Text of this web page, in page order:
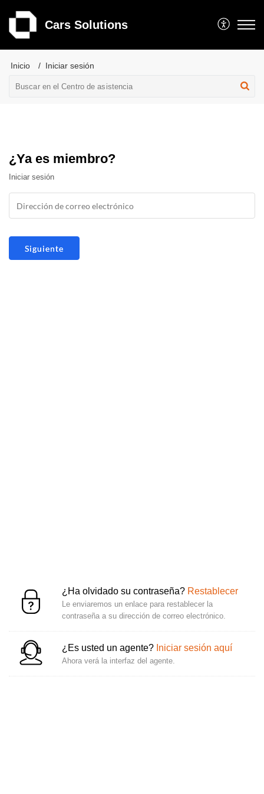
Cars Solutions
Inicio Iniciar sesión
¿Ya es miembro?
Iniciar sesión
¿Ha olvidado su contraseña? Restablecer
Le enviaremos un enlace para restablecer la
contraseña a su dirección de correo electrónico.
¿Es usted un agente? Iniciar sesión aquí
Ahora verá la interfaz del agente.